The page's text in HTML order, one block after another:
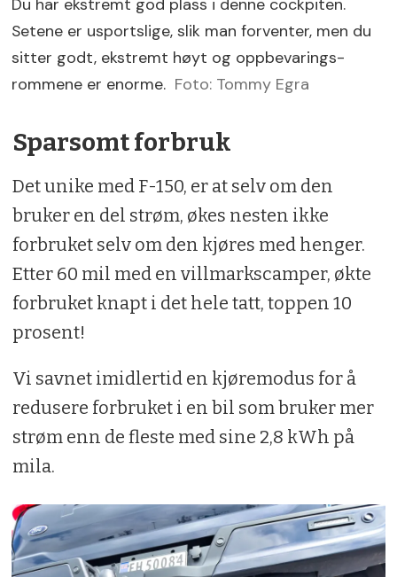
Du har ekstremt god plass i denne cockpiten.
Setene er usportslige, slik man forventer, men du
sitter godt, ekstremt høyt og oppbevarings-
rommene er enorme. Foto: Tommy Egra
Sparsomt forbruk
Det unike med F-150, er at selv om den
bruker en del strøm, økes nesten ikke
forbruket selv om den kjøres med henger.
Etter 60 mil med en villmarkscamper, økte
forbruket knapt i det hele tatt, toppen 10
prosent!
Vi savnet imidlertid en kjøremodus for å
redusere forbruket i en bil som bruker mer
strøm enn de fleste med sine 2,8 kWh på
mila.